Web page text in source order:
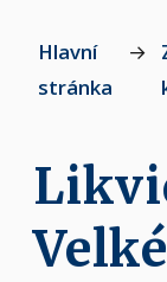
Hlavní
stránka
→